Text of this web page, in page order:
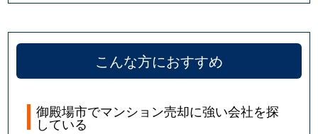
こんな方におすすめ
御殿場市でマンション売却に強い会社を探
している